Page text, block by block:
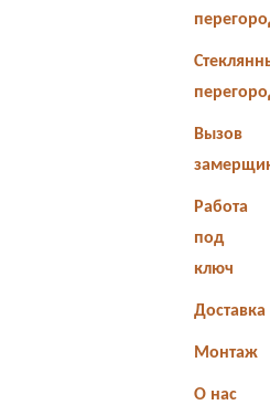
Вызов
Работа
под
ключ
Доставка
Монтаж
О нас